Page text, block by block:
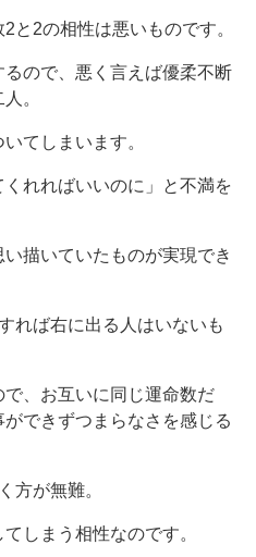
と2の相性は悪いものです。
ので、悪く言えば優柔不断
。
てしまいます。
れればいいのに」と不満を
描いていたものが実現でき
れば右に出る人はいないも
、お互いに同じ運命数だ
できずつまらなさを感じる
方が無難。
しまう相性なのです。